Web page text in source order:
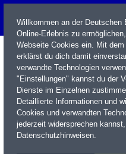
Name / WKN / ISIN / Kürzel
Willkommen an der
Online-Erlebnis zu
Webseite Cookies ein. Mit
erklärst du dich damit
verwandte Technologien
"Einstellungen" kannst du der
Dienste im Einzelnen
Detaillierte Informationen und
Cookies und verwandten
jederzeit widersprechen
Datenschutzhinweisen.